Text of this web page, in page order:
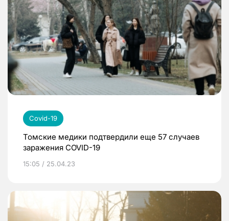
Covid-19
Томские медики подтвердили еще 57 случаев
заражения COVID-19
15:05 / 25.04.23